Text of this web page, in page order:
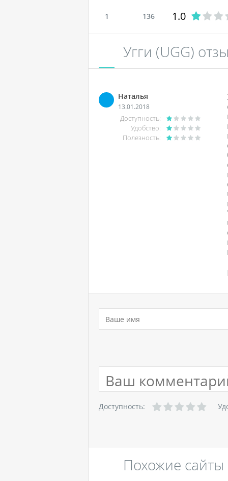
1 136 1.0
Угги (UGG)
Наталья
13.01.2018
Доступность:
Удобство:
Полезность:
Доступность:
Похожие сайты